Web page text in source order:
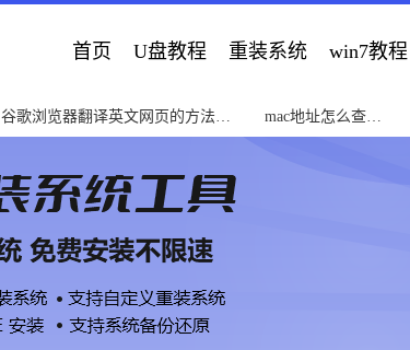
首页 U盘教程 重装系统 win7教程
谷歌浏览器翻译英文网页的方法教
程
mac地址怎么查教
程